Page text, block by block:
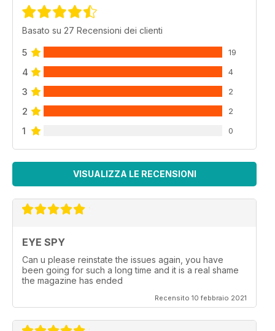
Basato su 27 Recensioni dei clienti
5 19
4 4
3 2
2 2
1 0
VISUALIZZA LE RECENSIONI
EYE SPY
Can u please reinstate the issues again, you have
been going for such a long time and it is a real shame
the magazine has ended
Recensito 10 febbraio 2021